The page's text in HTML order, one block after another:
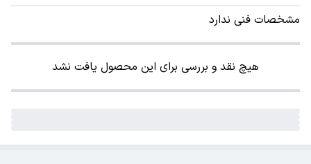
مشخصات فنی ندارد
هیچ نقد و بررسی برای این محصول یافت نشد